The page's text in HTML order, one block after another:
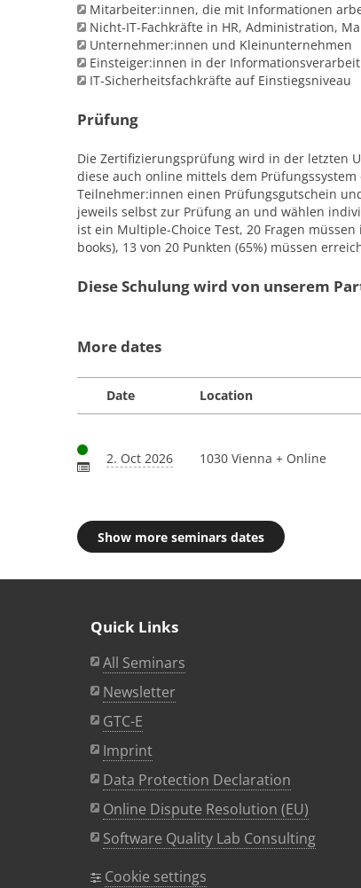
Mitarbeiter:innen, die mit Informationen
Nicht‑IT‑Fachkräfte in HR, Administration,
Unternehmer:innen und Kleinunternehmen
Einsteiger:innen in der
IT‑Sicherheitsfachkräfte auf Einstiegsniveau
Prüfung
Die Zertifizierungsprüfung wird in der letzten
diese auch online mittels dem
Teilnehmer:innen einen Prüfungsgutschein
jeweils selbst zur Prüfung an und wählen
ist ein Multiple-Choice Test, 20 Fragen
books), 13 von 20 Punkten (65%) müssen
Diese Schulung wird von unserem
More dates
Date Location
2. Oct 2026 1030 Vienna + Online
Show more seminars dates
Quick Links
All Seminars
Newsletter
GTC-E
Imprint
Data Protection Declaration
Online Dispute Resolution (EU)
Software Quality Lab Consulting
Cookie settings